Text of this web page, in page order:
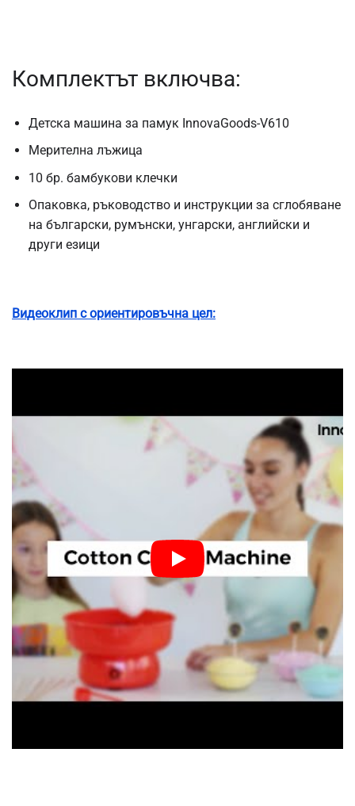
Комплектът включва:
Детска машина за памук InnovaGoods-V610
Мерителна лъжица
10 бр. бамбукови клечки
Опаковка, ръководство и инструкции за сглобяване
на български, румънски, унгарски, английски и
други езици
Видеоклип с ориентировъчна цел: